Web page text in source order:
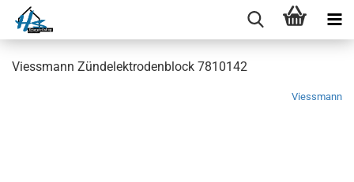
Viessmann Zündelektrodenblock 7810142
Viessmann